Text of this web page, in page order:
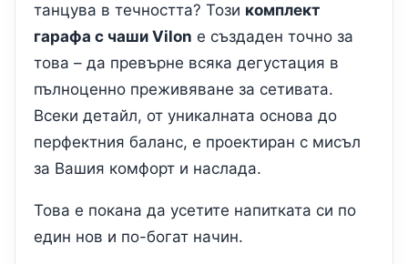
танцува в течността? Този комплект
гарафа с чаши Vilon е създаден точно за
това – да превърне всяка дегустация в
пълноценно преживяване за сетивата.
Всеки детайл, от уникалната основа до
перфектния баланс, е проектиран с мисъл
за Вашия комфорт и наслада.
Това е покана да усетите напитката си по
един нов и по-богат начин.